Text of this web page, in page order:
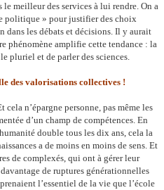
meilleur des services à lui rendre. On a
politique » pour justifier des choix
les débats et décisions. Il y aurait
phénomène amplifie cette tendance : la
pluriel et de parler des sciences.
des valorisations collectives !
n’épargne personne, pas même les
d’un champ de compétences. En
double tous les dix ans, cela la
a de moins en moins de sens. Et
de complexés, qui ont à gérer leur
de ruptures générationnelles
l’essentiel de la vie que l’école